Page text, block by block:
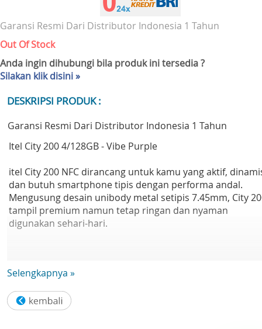
Garansi Resmi Dari Distributor Indonesia 1 Tahun
Out Of Stock
Anda ingin dihubungi bila produk ini tersedia ?
Silakan klik disini »
DESKRIPSI PRODUK :
Garansi Resmi Dari Distributor Indonesia 1 Tahun
Itel City 200 4/128GB - Vibe Purple
itel City 200 NFC dirancang untuk kamu yang aktif,
dan butuh smartphone tipis dengan performa andal.
Mengusung desain unibody metal setipis 7.45mm, City
tampil premium namun tetap ringan dan nyaman
digunakan sehari-hari.
6.78 inci dengan refresh rate 120Hz dan tingkat
matahari. Didukung kamera utama 50MP, hasil foto
tajam dan detail untuk kebutuhan harian maupun konten
Selengkapnya »